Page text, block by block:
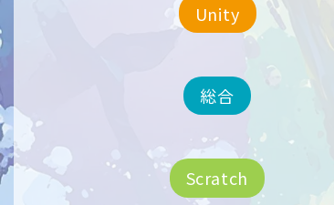
Unity
総合
Scratch